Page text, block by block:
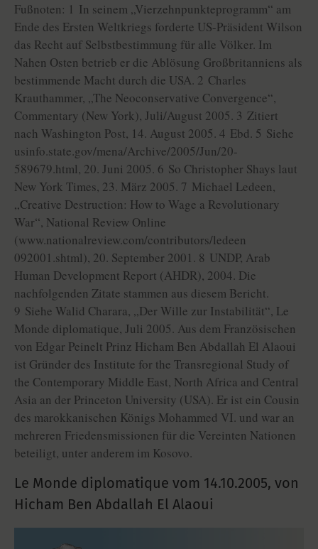
Fußnoten: 1 In seinem „Vierzehnpunkteprogramm“ am
Ende des Ersten Weltkriegs forderte US-Präsident Wilson
das Recht auf Selbstbestimmung für alle Völker. Im
Nahen Osten betrieb er die Ablösung Großbritanniens als
bestimmende Macht durch die USA. 2 Charles
Krauthammer, „The Neoconservative Convergence“,
Commentary (New York), Juli/August 2005. 3 Zitiert
nach Washington Post, 14. August 2005. 4 Ebd. 5 Siehe
usinfo.state.gov/mena/Archive/2005/Jun/20-
589679.html, 20. Juni 2005. 6 So Christopher Shays laut
New York Times, 23. März 2005. 7 Michael Ledeen,
„Creative Destruction: How to Wage a Revolutionary
War“, National Review Online
(www.nationalreview.com/contributors/ledeen
092001.shtml), 20. September 2001. 8 UNDP, Arab
Human Development Report (AHDR), 2004. Die
nachfolgenden Zitate stammen aus diesem Bericht.
9 Siehe Walid Charara, „Der Wille zur Instabilität“, Le
Monde diplomatique, Juli 2005. Aus dem Französischen
von Edgar Peinelt Prinz Hicham Ben Abdallah El Alaoui
ist Gründer des Institute for the Transregional Study of
the Contemporary Middle East, North Africa and Central
Asia an der Princeton University (USA). Er ist ein Cousin
des marokkanischen Königs Mohammed VI. und war an
mehreren Friedensmissionen für die Vereinten Nationen
beteiligt, unter anderem im Kosovo.
Le Monde diplomatique vom 14.10.2005, von
Hicham Ben Abdallah El Alaoui